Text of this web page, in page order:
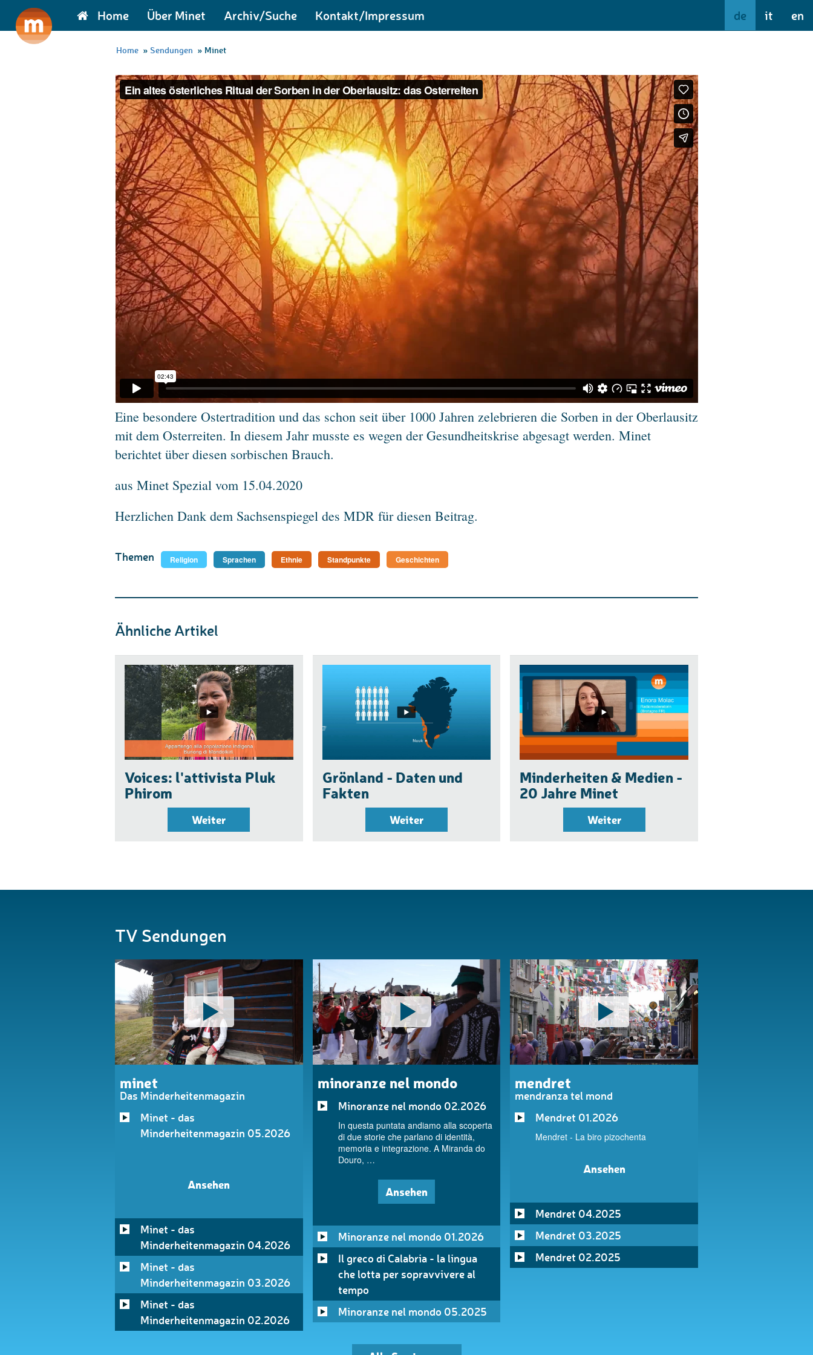
Home Über Minet Archiv/Suche Kontakt/Impressum de it en
Home » Sendungen » Minet
Eine besondere Ostertradition und das schon seit über 1000 Jahren zelebrieren die Sorben in der Oberlausitz
mit dem Osterreiten. In diesem Jahr musste es wegen der Gesundheitskrise abgesagt werden. Minet
berichtet über diesen sorbischen Brauch.
aus Minet Spezial vom 15.04.2020
Herzlichen Dank dem Sachsenspiegel des MDR für diesen Beitrag.
Themen Religion Sprachen Ethnie Standpunkte Geschichten
Ähnliche Artikel
Voices: l'attivista Pluk
Phirom
Weiter
Grönland - Daten und
Fakten
Weiter
Minderheiten & Medien -
20 Jahre Minet
Weiter
TV Sendungen
minet
Das Minderheitenmagazin
Minet - das
Minderheitenmagazin 05.2026
Ansehen
Minet - das
Minderheitenmagazin 04.2026
Minet - das
Minderheitenmagazin 03.2026
Minet - das
Minderheitenmagazin 02.2026
minoranze nel mondo
Minoranze nel mondo 02.2026
In questa puntata andiamo alla scoperta
di due storie che parlano di identità,
memoria e integrazione. A Miranda do
Douro, …
Ansehen
Minoranze nel mondo 01.2026
Il greco di Calabria - la lingua
che lotta per sopravvivere al
tempo
Minoranze nel mondo 05.2025
mendret
mendranza tel mond
Mendret 01.2026
Mendret - La biro pizochenta
Ansehen
Mendret 04.2025
Mendret 03.2025
Mendret 02.2025